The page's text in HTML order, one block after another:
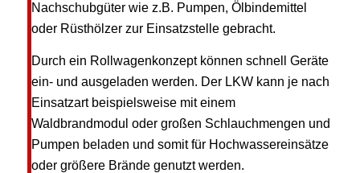
Nachschubgüter wie z.B. Pumpen, Ölbindemittel
oder Rüsthölzer zur Einsatzstelle gebracht.
Durch ein Rollwagenkonzept können schnell Geräte
ein- und ausgeladen werden. Der LKW kann je nach
Einsatzart beispielsweise mit einem
Waldbrandmodul oder großen Schlauchmengen und
Pumpen beladen und somit für Hochwassereinsätze
oder größere Brände genutzt werden.